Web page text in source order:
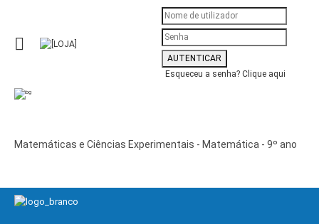
Esqueceu a senha? Clique aqui
Matemáticas e Ciências Experimentais - Matemática - 9º ano